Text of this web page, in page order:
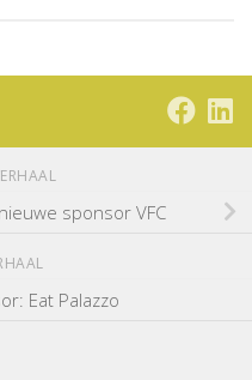
sponsor VFC
Eat Palazzo